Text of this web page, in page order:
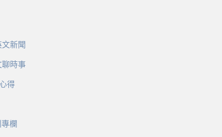
新聞
聊時事
得
欄